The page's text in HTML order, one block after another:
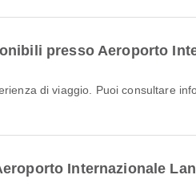
presso Aeroporto
di viaggio. Puoi consultare
Internazionale